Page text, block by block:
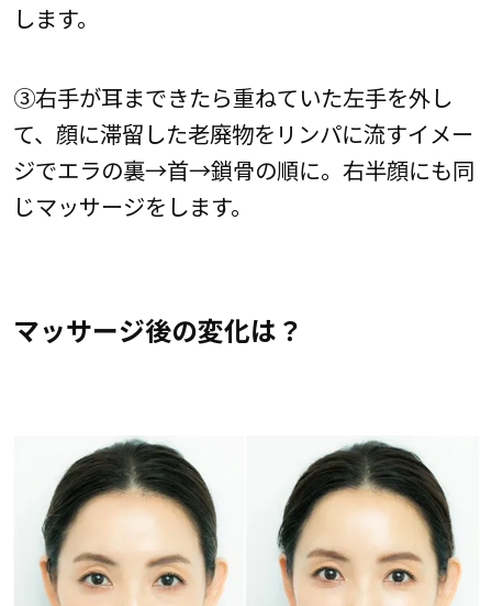
します。
③右手が耳まできたら重ねていた左手を外し
て、顔に滞留した老廃物をリンパに流すイメー
ジでエラの裏→首→鎖骨の順に。右半顔にも同
じマッサージをします。
マッサージ後の変化は？